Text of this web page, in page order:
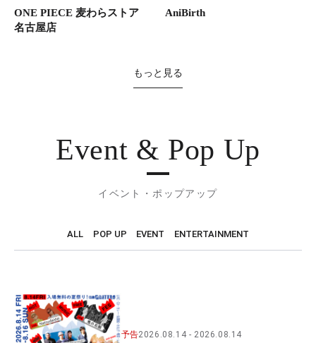
ONE PIECE 麦わらストア
名古屋店
AniBirth
もっと見る
Event & Pop Up
イベント・ポップアップ
ALL POP UP EVENT ENTERTAINMENT
予告2026.08.14 2026.08.14